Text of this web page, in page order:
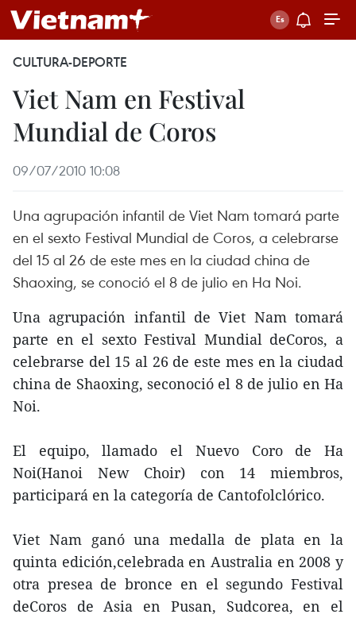
CULTURA-DEPORTE
Viet Nam en Festival
Mundial de Coros
09/07/2010 10:08
Una agrupación infantil de Viet Nam tomará parte
en el sexto Festival Mundial de Coros, a celebrarse
del 15 al 26 de este mes en la ciudad china de
Shaoxing, se conoció el 8 de julio en Ha Noi.
Una agrupación infantil de Viet Nam tomará
parte en el sexto Festival Mundial deCoros, a
celebrarse del 15 al 26 de este mes en la ciudad
china de Shaoxing, seconoció el 8 de julio en Ha
Noi.
El equipo, llamado el Nuevo Coro de Ha
Noi(Hanoi New Choir) con 14 miembros,
participará en la categoría de Cantofolclórico.
Viet Nam ganó una medalla de plata en la
quinta edición,celebrada en Australia en 2008 y
otra presea de bronce en el segundo Festival
deCoros de Asia en Pusan, Sudcorea, en el